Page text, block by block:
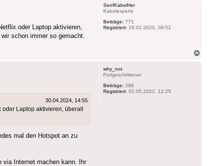
SenfKabelHer
Kabelexperte
Beiträge: 771
Registriert: 28.02.2020, 09:52
oder Laptop aktivieren,
schon immer so gemacht.
why_not
Fortgeschrittener
Beiträge: 288
Registriert: 02.05.2022, 12:25
30.04.2024, 14:55
Laptop aktivieren, überall
mal den Hotspot an zu
via Internet machen kann. Ihr